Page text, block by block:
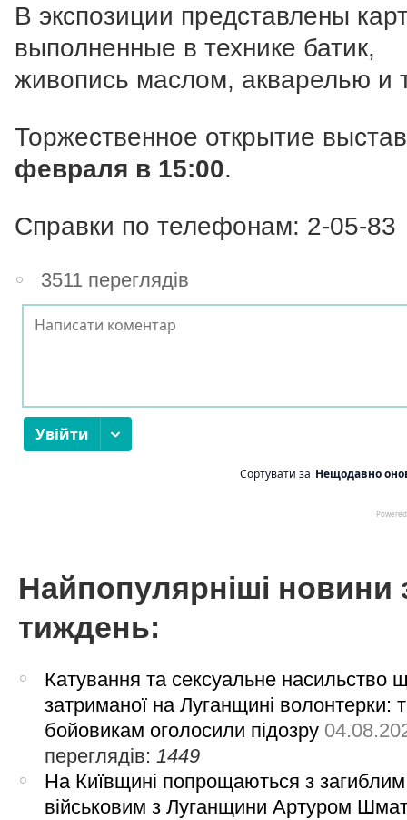
В экспозиции представлены
выполненные в технике батик,
живопись маслом, акварелью и
Торжественное открытие
февраля в 15:00.
Справки по телефонам: 2-05-83
3511 переглядів
Найпопулярніші новини
тиждень:
Катування та сексуальне насильство
затриманої на Луганщині волонтерки:
бойовикам оголосили підозру
переглядів:1449
На Київщині попрощаються з загиблим
військовим з Луганщини Артуром